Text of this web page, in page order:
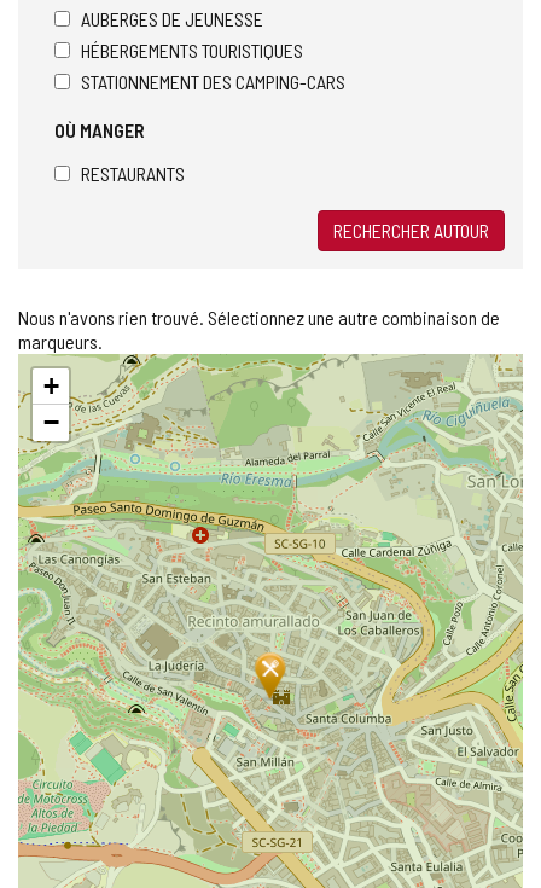
AUBERGES DE JEUNESSE
HÉBERGEMENTS TOURISTIQUES
STATIONNEMENT DES CAMPING-CARS
OÙ MANGER
RESTAURANTS
RECHERCHER AUTOUR
Nous n'avons rien trouvé. Sélectionnez une autre combinaison de
marqueurs.
Sauter
la
carte
+
−